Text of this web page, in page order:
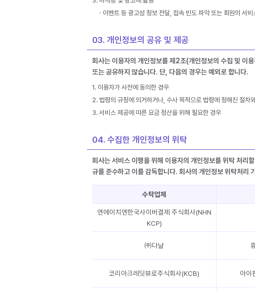
ㆍ이벤트 등 광고성 정보 전달, 접속 빈도 파악 또는 회원의 서비
03. 개인정보의 공유 및 제공
회사는 이용자의 개인정보를 제2조(개인정보의 수집 및 이
또는 공유하지 않습니다. 단, 다음의 경우는 예외로 합니다.
1. 이용자가 사전에 동의한 경우
2. 법령의 규정에 의거하거나, 수사 목적으로 법령에 정해진 절차
3. 서비스 제공에 따른 요금 정산을 위해 필요한 경우
04. 수집한 개인정보의 위탁
회사는 서비스 이행을 위해 이용자의 개인정보를 위탁 처리
규를 준수하고 이를 감독합니다. 회사의 개인정보 위탁처리
수탁업체
엔에이치엔한국사이버결제 주식회사(NHN
KCP)
㈜다날
코리아크레딧뷰로주식회사(KCB) 아이